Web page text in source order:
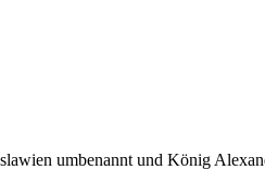
umbenannt und König